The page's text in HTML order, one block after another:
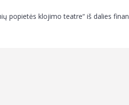
popietės klojimo teatre“ iš dalies